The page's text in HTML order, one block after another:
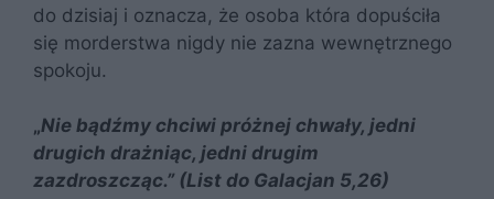
do dzisiaj i oznacza, że osoba która dopuściła
się morderstwa nigdy nie zazna wewnętrznego
spokoju.
„Nie bądźmy chciwi próżnej chwały, jedni
drugich drażniąc, jedni drugim
zazdroszcząc.” (List do Galacjan 5,26)